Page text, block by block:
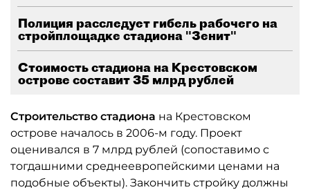
Полиция расследует гибель рабочего на
стройплощадке стадиона "Зенит"
Стоимость стадиона на Крестовском
острове составит 35 млрд рублей
Строительство стадиона на Крестовском
острове началось в 2006-м году. Проект
оценивался в 7 млрд рублей (сопоставимо с
тогдашними среднеевропейскими ценами на
подобные объекты). Закончить стройку должны